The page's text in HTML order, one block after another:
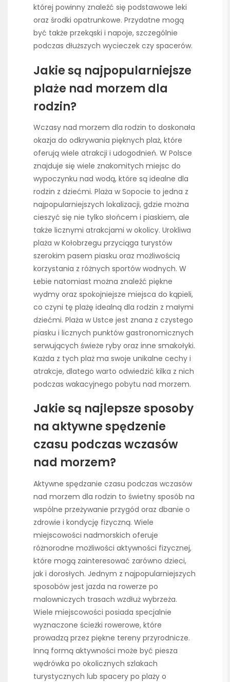
której powinny znaleźć się podstawowe leki
oraz środki opatrunkowe. Przydatne mogą
być także przekąski i napoje, szczególnie
podczas dłuższych wycieczek czy spacerów.
Jakie są najpopularniejsze
plaże nad morzem dla
rodzin?
Wczasy nad morzem dla rodzin to doskonała
okazja do odkrywania pięknych plaż, które
oferują wiele atrakcji i udogodnień. W Polsce
znajduje się wiele znakomitych miejsc do
wypoczynku nad wodą, które są idealne dla
rodzin z dziećmi. Plaża w Sopocie to jedna z
najpopularniejszych lokalizacji, gdzie można
cieszyć się nie tylko słońcem i piaskiem, ale
także licznymi atrakcjami w okolicy. Urokliwa
plaża w Kołobrzegu przyciąga turystów
szerokim pasem piasku oraz możliwością
korzystania z różnych sportów wodnych. W
Łebie natomiast można znaleźć piękne
wydmy oraz spokojniejsze miejsca do kąpieli,
co czyni tę plażę idealną dla rodzin z małymi
dziećmi. Plaża w Ustce jest znana z czystego
piasku i licznych punktów gastronomicznych
serwujących świeże ryby oraz inne smakołyki.
Każda z tych plaż ma swoje unikalne cechy i
atrakcje, dlatego warto odwiedzić kilka z nich
podczas wakacyjnego pobytu nad morzem.
Jakie są najlepsze sposoby
na aktywne spędzenie
czasu podczas wczasów
nad morzem?
Aktywne spędzanie czasu podczas wczasów
nad morzem dla rodzin to świetny sposób na
wspólne przeżywanie przygód oraz dbanie o
zdrowie i kondycję fizyczną. Wiele
miejscowości nadmorskich oferuje
różnorodne możliwości aktywności fizycznej,
które mogą zainteresować zarówno dzieci,
jak i dorosłych. Jednym z najpopularniejszych
sposobów jest jazda na rowerze po
malowniczych trasach wzdłuż wybrzeża.
Wiele miejscowości posiada specjalnie
wyznaczone ścieżki rowerowe, które
prowadzą przez piękne tereny przyrodnicze.
Inną formą aktywności może być piesza
wędrówka po okolicznych szlakach
turystycznych lub spacery po plaży o